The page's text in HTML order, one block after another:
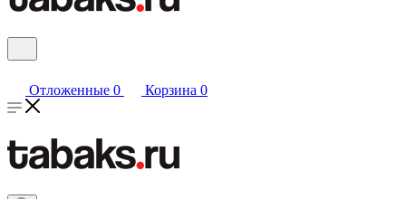
Отложенные 0 Корзина 0